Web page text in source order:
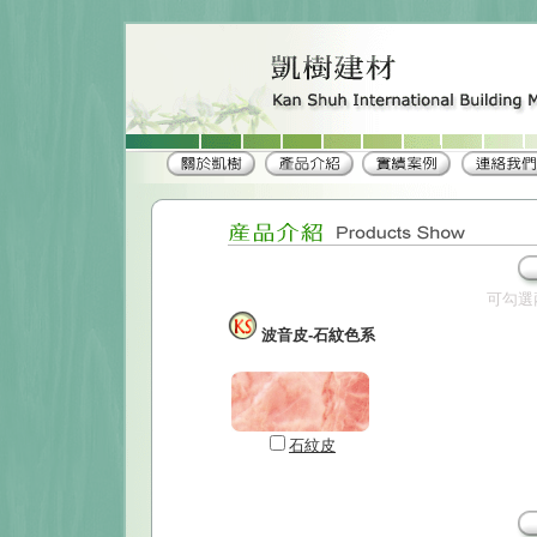
可勾選
波音皮-石紋色系
石紋皮